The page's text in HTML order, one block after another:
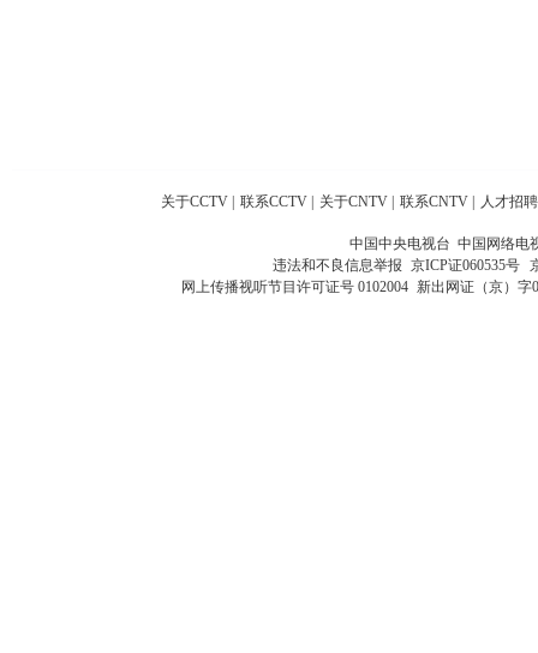
关于CCTV 联系CCTV 关于CNTV 联系CNTV 人才招聘
中国中央电视台 中国网络电
违法和不良信息举报 京ICP证060535号
网上传播视听节目许可证号 0102004 新出网证（京）